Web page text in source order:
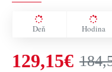
Deň Hodina
129,15€